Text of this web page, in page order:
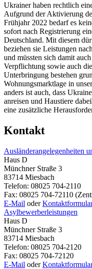
Ukrainer haben rechtlich
Aufgrund der Aktivierung
Frühjahr 2022 bedarf es
sofort nach Registrierung
Deutschland. Mit diesem
beziehen sie Leistungen
und müssten sich damit
Verpflichtung sowie auch
Unterbringung bestehen
Wohnungsmarktlage in
anders ist auch, dass
anreisen und Haustiere
eine zusätzliche
Kontakt
Ausländerangelegenheiten
Haus D
Münchner Straße 3
83714 Miesbach
Telefon: 08025 704-2110
Fax: 08025 704-72110
E-Mail oder
Asylbewerberleistungen
Haus D
Münchner Straße 3
83714 Miesbach
Telefon: 08025 704-2120
Fax: 08025 704-72120
E-Mail oder